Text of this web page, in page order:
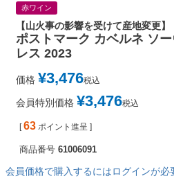
赤ワイン
【山火事の影響を受けて産地変更】
ポストマーク カベルネ ソ
レス 2023
価格 ¥3,476税込
会員特別価格 ¥3,476税込
[ 63 ポイント進呈 ]
商品番号 61006091
会員価格で購入するにはログインが必